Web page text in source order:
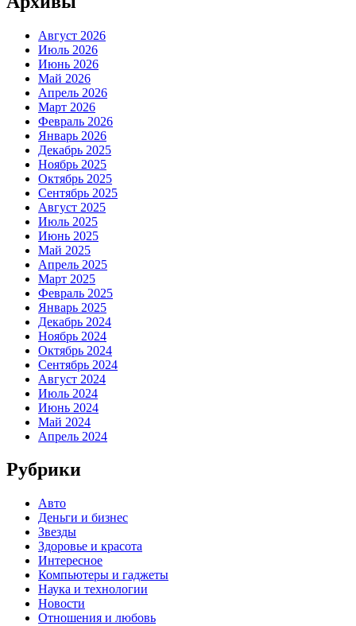
Август 2026
Июль 2026
Июнь 2026
Май 2026
Апрель 2026
Март 2026
Февраль 2026
Январь 2026
Декабрь 2025
Ноябрь 2025
Октябрь 2025
Сентябрь 2025
Август 2025
Июль 2025
Июнь 2025
Май 2025
Апрель 2025
Март 2025
Февраль 2025
Январь 2025
Декабрь 2024
Ноябрь 2024
Октябрь 2024
Сентябрь 2024
Август 2024
Июль 2024
Июнь 2024
Май 2024
Апрель 2024
Рубрики
Авто
Деньги и бизнес
Звезды
Здоровье и красота
Интересное
Компьютеры и гаджеты
Наука и технологии
Новости
Отношения и любовь